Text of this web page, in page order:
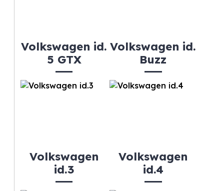
Volkswagen id.
5 GTX
Volkswagen id.
Buzz
Volkswagen
id.3
Volkswagen
id.4